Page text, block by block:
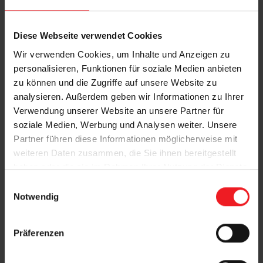
Diese Webseite verwendet Cookies
Wir verwenden Cookies, um Inhalte und Anzeigen zu
personalisieren, Funktionen für soziale Medien anbieten
zu können und die Zugriffe auf unsere Website zu
analysieren. Außerdem geben wir Informationen zu Ihrer
Verwendung unserer Website an unsere Partner für
soziale Medien, Werbung und Analysen weiter. Unsere
Partner führen diese Informationen möglicherweise mit
weiteren Daten zusammen, die Sie ihnen bereitgestellt
haben oder die sie im Rahmen Ihrer Nutzung der Dienste
Notwendig
Präferenzen